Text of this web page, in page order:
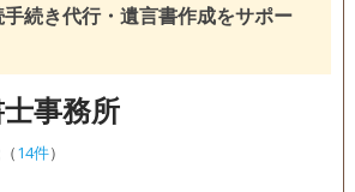
続き代行・遺言書作成をサポー
事務所
（14件）